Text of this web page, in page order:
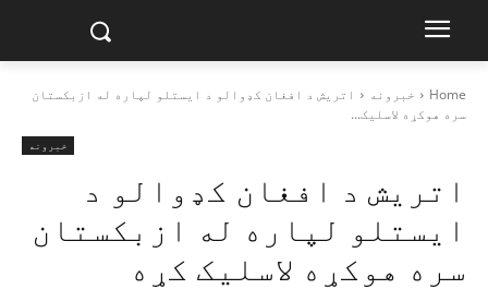
Home خبرونه
اتریش د افغان کډوالو د ایستلو لپاره له ازبکستان
سره هوکړه لاسلیک...
خبرونه
اتریش د افغان کډوالو د
ایستلو لپاره له ازبکستان
سره هوکړه لاسلیک کړه